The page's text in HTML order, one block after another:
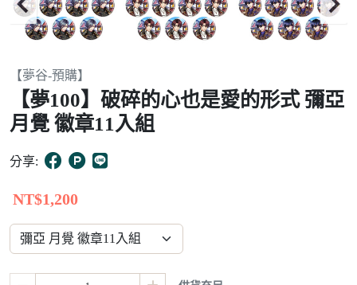
Item
of
15
【夢谷-預購】
【夢100】破碎的心也是愛的形式 彌亞
月覺 徽章11入組
分享:
NT$1,200